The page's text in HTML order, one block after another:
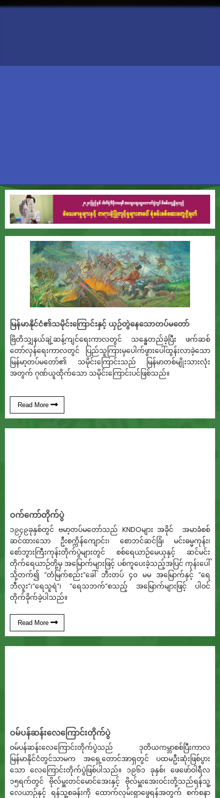
မြန်မာနိုင်ငံ၏သမိုင်းကြောင်းနှင့် ယှဉ်တွဲနေသောတပ်မတော်
ဗြိတိသျှနယ်ချဲ့ဆန့်ကျင်ရေးကာလတွင် သန္ဓေတည်ခဲ့ပြီး ဖက်ဆစ်
တော်လှန်ရေးကာလတွင် ပြည်သူကြားမှပေါက်ဖွားပေါ်ထွန်းလာခဲ့သော
မြန်မာ့တပ်မတော်၏ သမိုင်းကြောင်းသည် မြန်မာတစ်မျိုးသားလုံး
အတွက် ဂုဏ်ယူထိုက်သော သမိုင်းကြောင်းပင်ဖြစ်သည်။
Read More
ဝက်ကော်တိုက်ပွဲ
၁၉၄၉ခုနှစ်တွင် ဗမာ့တပ်မတော်သည် KNDOများ အခိုင် အမာခံစစ်
ဆင်ထားသော ဦးစက္ကိန်ကျောင်း၊ စောဘင်ဆင်ခြံ၊ မင်းဓမ္မကုန်း၊
စော်ဘွားကြီးကုန်းတိုက်ပွဲများတွင် စစ်ရေယာဉ်မေယုနှင့် ဆင်မင်း
တိုက်ရေယာဉ်တို့မှ အမြောက်များဖြင့် ပစ်ကူပေးခဲ့သည့်အပြင် ကုန်းပေါ်
သို့တက်၍ ”တံမြက်စည်း”ခေါ် ဘီးတပ် ၄၀ မမ အမြောက်နှင့် ”ရေ
ဘီလူး”၊”ရေသူရဲ”၊ ”ရေသဘက်”စသည့် အမြောက်များဖြင့် ပါဝင်
တိုက်ခိုက်ခဲ့ပါသည်။
Read More
ဝမ်ပန်ဆန်းလေကြောင်းတိုက်ပွဲ
ဝမ်ပန်ဆန်းလေကြောင်းတိုက်ပွဲသည် ဒုတိယကမ္ဘာစစ်ပြီးကာလ
မြန်မာနိုင်ငံတွင်သာမက အရှေ့တောင်အာရှတွင် ပထမဦးဆုံးဖြစ်ပွား
သော လေကြောင်းတိုက်ပွဲဖြစ်ပါသည်။ ၁၉၆၁ ခုနှစ်၊ ဖေဖော်ဝါရီလ
၁၅ရက်တွင် ဗိုလ်မှူးတင်မောင်အေးနှင့် ဗိုလ်မှူးအေးဝင်းတို့သည်ရန်သူ့
လေယာဉ်နှင့် ရန်သူ့စခန်းကို ထောက်လှမ်းရှာဖွေရန်အတွက် စက်စနာ